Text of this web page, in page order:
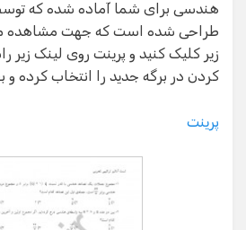
هندسی برای شما آماده شده که
طراحی شده است که جهت مشاهده
زیر کلیک کنید و پرینت روی لینک زیر
کردن در برگه جدید را انتخاب کرده و
پرینت